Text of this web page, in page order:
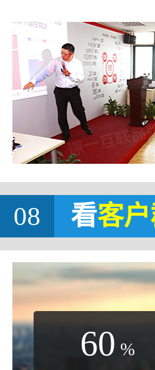
08 看客
60 %